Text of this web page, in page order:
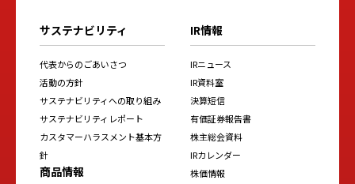
サステナビリティ
代表からのごあいさつ
活動の方針
サステナビリティへの取り組み
サステナビリティレポート
カスタマーハラスメント基本方
針
商品情報
IR情報
IRニュース
IR資料室
決算短信
有価証券報告書
株主総会資料
IRカレンダー
株価情報